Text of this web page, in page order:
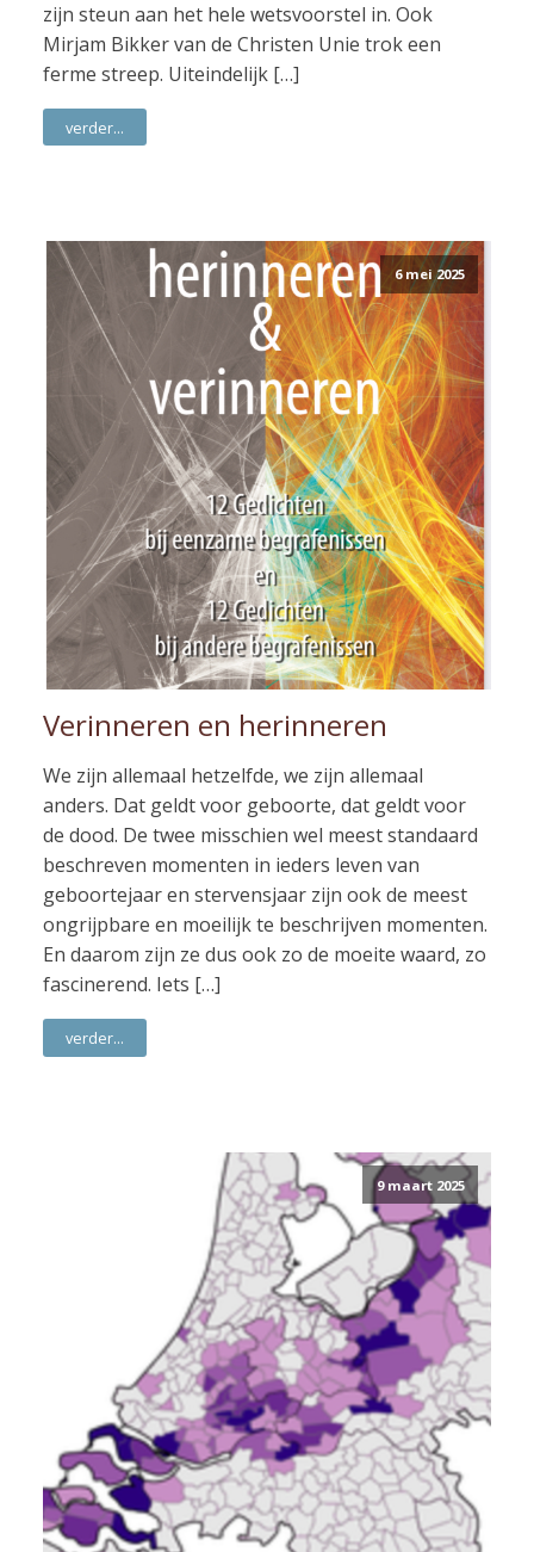
zijn steun aan het hele wetsvoorstel in. Ook
Mirjam Bikker van de Christen Unie trok een
ferme streep. Uiteindelijk […]
verder...
6 mei 2025
Verinneren en herinneren
We zijn allemaal hetzelfde, we zijn allemaal
anders. Dat geldt voor geboorte, dat geldt voor
de dood. De twee misschien wel meest standaard
beschreven momenten in ieders leven van
geboortejaar en stervensjaar zijn ook de meest
ongrijpbare en moeilijk te beschrijven momenten.
En daarom zijn ze dus ook zo de moeite waard, zo
fascinerend. Iets […]
verder...
9 maart 2025